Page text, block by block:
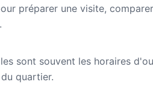
préparer une visite,
sont souvent les horaires
quartier.